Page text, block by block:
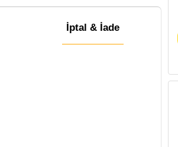
İptal & İade